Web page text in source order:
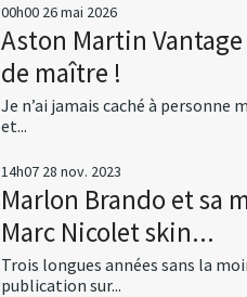
00h00 26mai 2026
Aston Martin Vantage
de maître !
Je n’ai jamais caché à personne
et...
14h07 28 nov. 2023
Marlon Brando et sa
Marc Nicolet skin...
Trois longues années sans la
publication sur...